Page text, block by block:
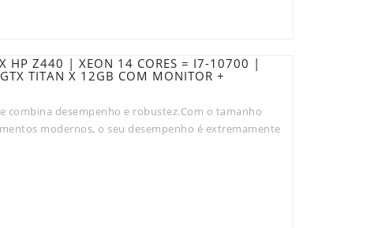
HP Z440 | XEON 14 CORES = I7-10700 |
TITAN X 12GB COM MONITOR +
combina desempenho e robustez.Com o tamanho
modernos, o seu desempenho é extremamente